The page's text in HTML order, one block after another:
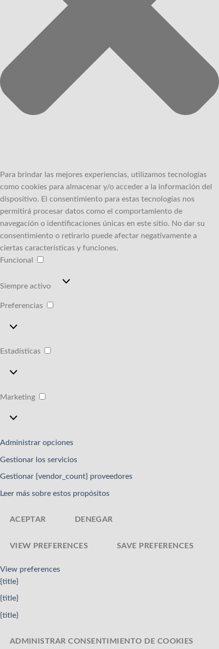
Para brindar las mejores experiencias, utilizamos tecnologías
como cookies para almacenar y/o acceder a la información del
dispositivo. El consentimiento para estas tecnologías nos
permitirá procesar datos como el comportamiento de
navegación o identificaciones únicas en este sitio. No dar su
consentimiento o retirarlo puede afectar negativamente a
ciertas características y funciones.
Funcional
Siempre activo
Preferencias
Preferencias
Estadísticas
Estadísticas
Marketing
Marketing
Administrar opciones
Gestionar los servicios
Gestionar {vendor_count} proveedores
Leer más sobre estos propósitos
ACEPTAR DENEGAR
VIEW PREFERENCES SAVE PREFERENCES
View preferences
{title}
{title}
{title}
ADMINISTRAR CONSENTIMIENTO DE COOKIES